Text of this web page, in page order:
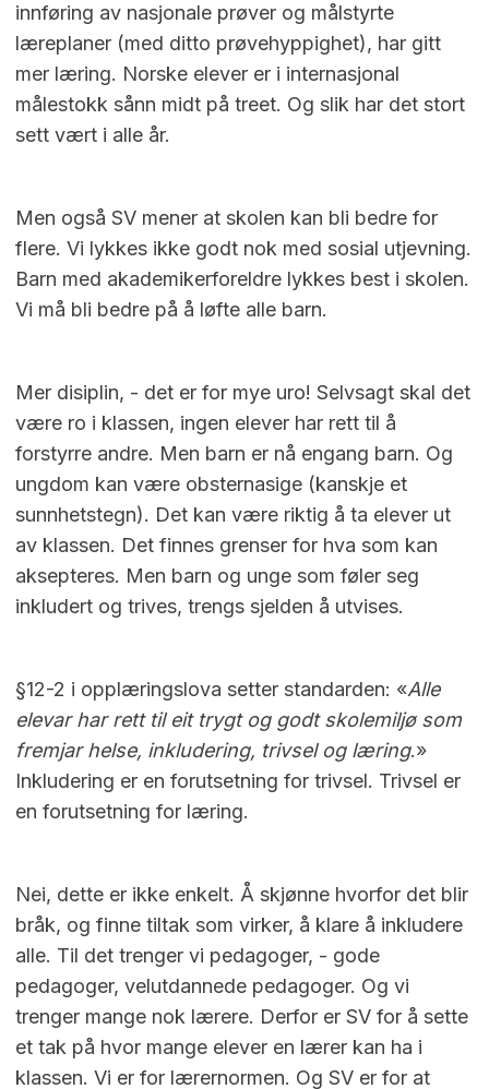
innføring av nasjonale prøver og målstyrte
læreplaner (med ditto prøvehyppighet), har gitt
mer læring. Norske elever er i internasjonal
målestokk sånn midt på treet. Og slik har det stort
sett vært i alle år.
Men også SV mener at skolen kan bli bedre for
flere. Vi lykkes ikke godt nok med sosial utjevning.
Barn med akademikerforeldre lykkes best i skolen.
Vi må bli bedre på å løfte alle barn.
Mer disiplin, - det er for mye uro! Selvsagt skal det
være ro i klassen, ingen elever har rett til å
forstyrre andre. Men barn er nå engang barn. Og
ungdom kan være obsternasige (kanskje et
sunnhetstegn). Det kan være riktig å ta elever ut
av klassen. Det finnes grenser for hva som kan
aksepteres. Men barn og unge som føler seg
inkludert og trives, trengs sjelden å utvises.
§12-2 i opplæringslova setter standarden: «Alle
elevar har rett til eit trygt og godt skolemiljø som
fremjar helse, inkludering, trivsel og læring.»
Inkludering er en forutsetning for trivsel. Trivsel er
en forutsetning for læring.
Nei, dette er ikke enkelt. Å skjønne hvorfor det blir
bråk, og finne tiltak som virker, å klare å inkludere
alle. Til det trenger vi pedagoger, - gode
pedagoger, velutdannede pedagoger. Og vi
trenger mange nok lærere. Derfor er SV for å sette
et tak på hvor mange elever en lærer kan ha i
klassen. Vi er for lærernormen. Og SV er for at